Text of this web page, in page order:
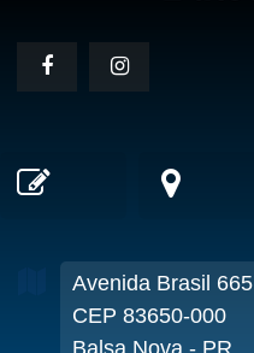
Avenida Brasil 665
CEP 83650-000
Balsa Nova - PR